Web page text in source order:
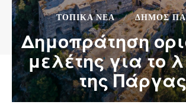
ΤΟΠΙΚΆ ΝΈΑ ΔΉΜΟΣ
Δημοπράτηση
μελέτης για το
της Πάργας